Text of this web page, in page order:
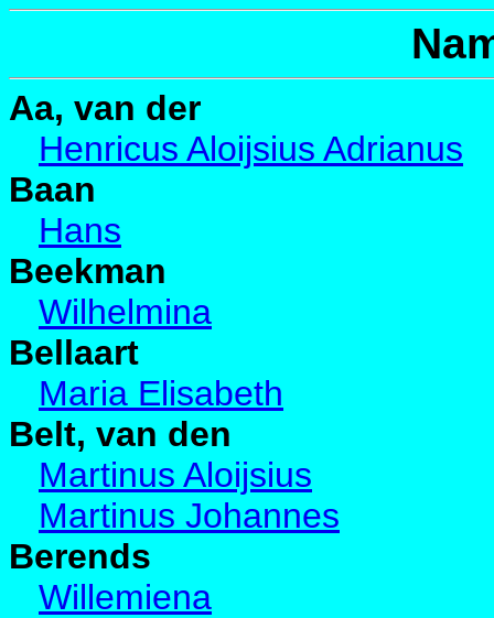
Aa, van der
Henricus Aloijsius Adrianus
Baan
Hans
Beekman
Wilhelmina
Bellaart
Maria Elisabeth
Belt, van den
Martinus Aloijsius
Martinus Johannes
Berends
Willemiena